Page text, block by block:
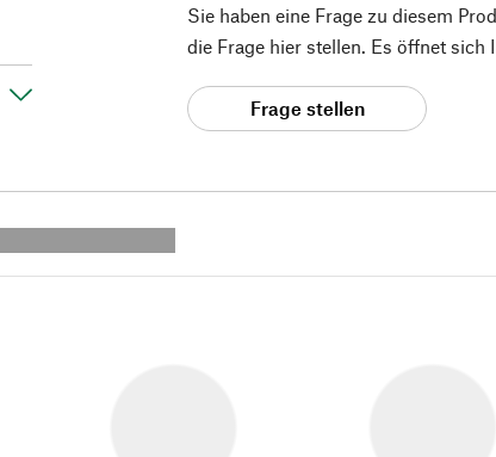
Sie haben eine Frage zu diesem
die Frage hier stellen. Es öffnet sich
Frage stellen